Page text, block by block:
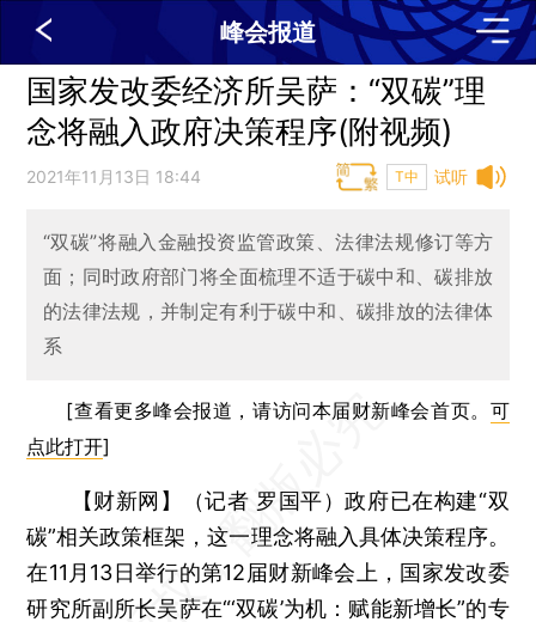
峰会报道
国家发改委经济所吴萨：“双碳”理
念将融入政府决策程序(附视频)
试听
2021年11月13日 18:44 T中
“双碳”将融入金融投资监管政策、法律法规修订等方
面；同时政府部门将全面梳理不适于碳中和、碳排放
的法律法规，并制定有利于碳中和、碳排放的法律体
系
[查看更多峰会报道，请访问本届财新峰会首页。 可
点此打开]
【财新网】（记者 罗国平）政府已在构建“双
碳”相关政策框架，这一理念将融入具体决策程序。
在11月13日举行的第12届财新峰会上，国家发改委
研究所副所长吴萨在“‘双碳’为机：赋能新增长”的专